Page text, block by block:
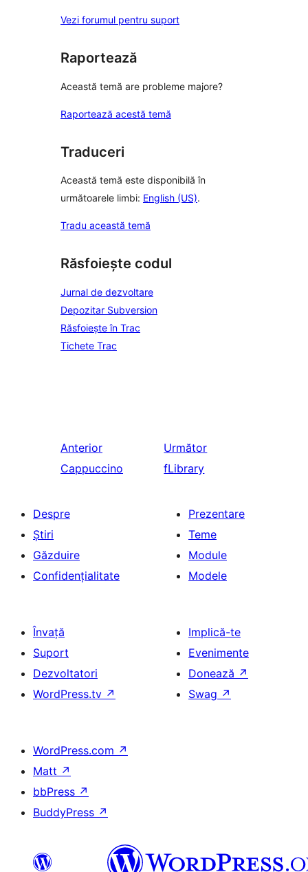
Vezi forumul pentru suport
Raportează
Această temă are probleme majore?
Raportează acestă temă
Traduceri
Această temă este disponibilă în
următoarele limbi: English (US).
Tradu această temă
Răsfoiește codul
Jurnal de dezvoltare
Depozitar Subversion
Răsfoiește în Trac
Tichete Trac
Anterior
Cappuccino
Următor
fLibrary
Despre
Știri
Găzduire
Confidențialitate
Prezentare
Teme
Module
Modele
Învață
Suport
Dezvoltatori
WordPress.tv ↗
Implică-te
Evenimente
Donează ↗
Swag ↗
WordPress.com ↗
Matt ↗
bbPress ↗
BuddyPress ↗